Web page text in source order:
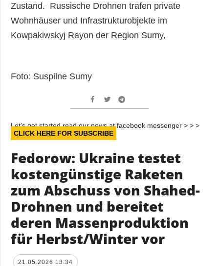
Veröffentlichungen
Fotos
Abonnement
Fotobank
Zustand. Russische Drohnen trafen private
Wohnhäuser und Infrastrukturobjekte im
Kowpakiwskyj Rayon der Region Sumy,
Foto: Suspilne Sumy
Let’s get started read our news at facebook messenger > > >
CLICK HERE FOR SUBSCRIBE
Fedorow: Ukraine testet
kostengünstige Raketen
zum Abschuss von Shahed-
Drohnen und bereitet
deren Massenproduktion
für Herbst/Winter vor
21.05.2026 13:34